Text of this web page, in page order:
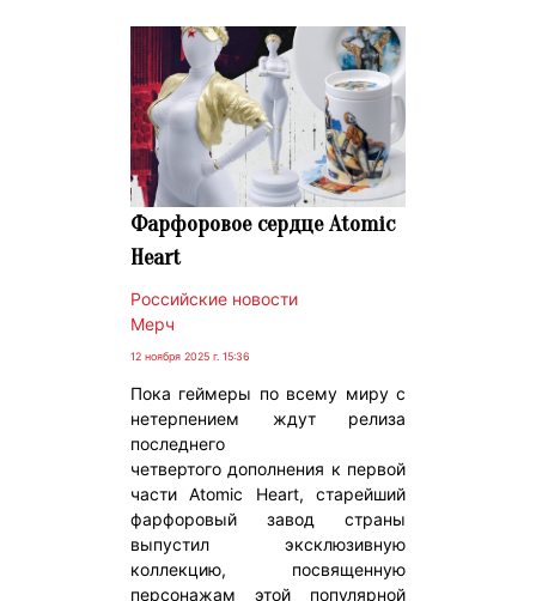
Фарфоровое сердце Аtomic
Нeart
Российские новости
Мерч
12 ноября 2025 г. 15:36
Пока геймеры по всему миру с
нетерпением ждут релиза
последнего
четвертого дополнения к первой
части Atomic Heart, старейший
фарфоровый завод страны
выпустил эксклюзивную
коллекцию, посвященную
персонажам этой популярной